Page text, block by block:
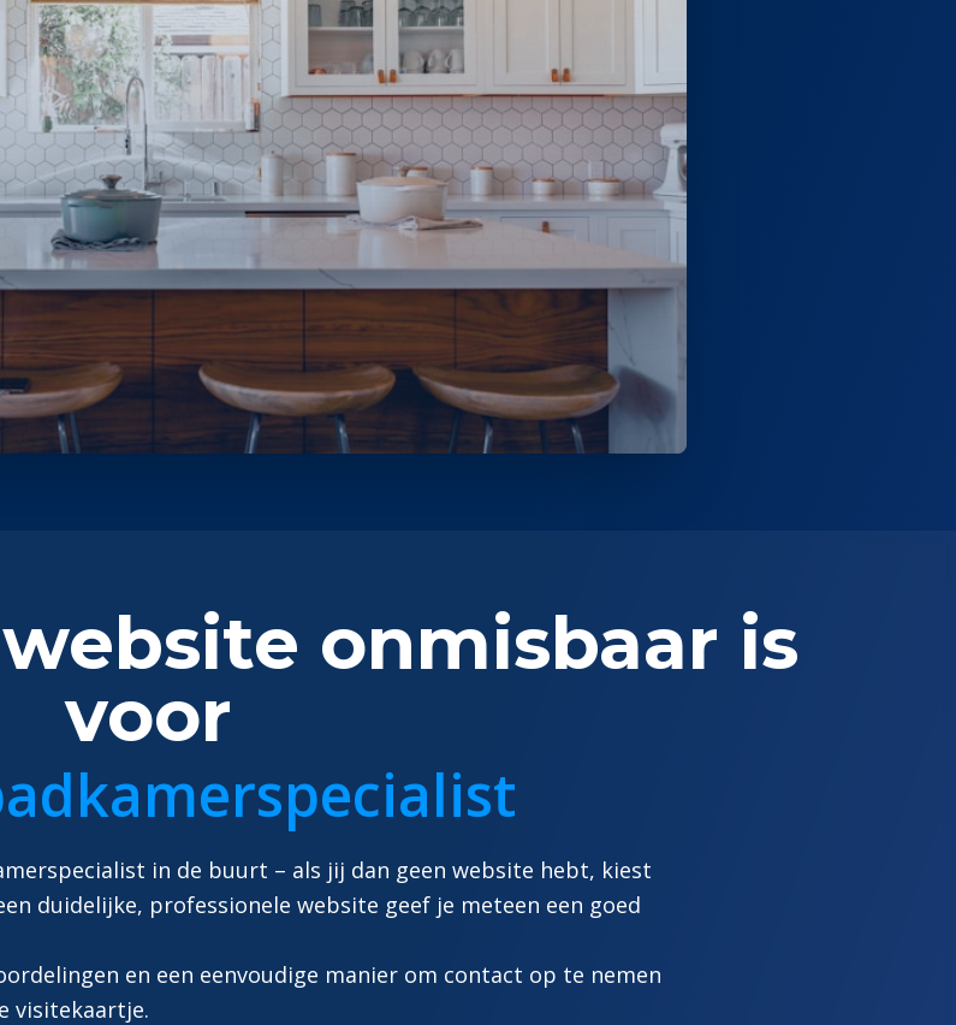
onmisbaar is
voor
in de buurt – als jij dan geen website hebt, kiest
duidelijke, professionele website geef je meteen een goed
en een eenvoudige manier om contact op te nemen
visitekaartje.